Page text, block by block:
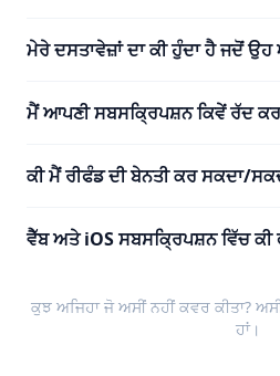
ਮੇਰੇ ਦਸਤਾਵੇਜ਼ਾਂ ਦਾ ਕੀ ਹੁੰਦਾ ਹੈ ਜਦੋਂ
ਮੈਂ ਆਪਣੀ ਸਬਸਕ੍ਰਿਪਸ਼ਨ ਕਿਵੇਂ ਰੱਦ
ਕੀ ਮੈਂ ਰੀਫੰਡ ਦੀ ਬੇਨਤੀ ਕਰ ਸਕਦਾ/
ਵੈੱਬ ਅਤੇ iOS ਸਬਸਕ੍ਰਿਪਸ਼ਨ ਵਿੱਚ ਕੀ
ਕੁਝ ਅਜਿਹਾ ਜੋ ਅਸੀਂ ਨਹੀਂ ਕਵਰ ਕੀਤਾ?
ਹਾਂ।